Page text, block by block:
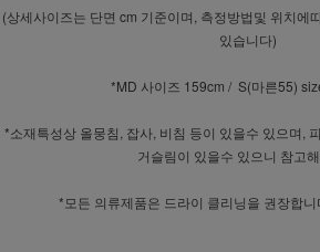
(상세사이즈는 단면 cm 기준이며, 측정방법및 위치에
있습니다)
*MD 사이즈 159cm / S(마른55)
*소재특성상 올뭉침, 잡사, 비침 등이 있을수 있으며,
거슬림이 있을수 있으니 참고
*모든 의류제품은 드라이 클리닝을 권장합